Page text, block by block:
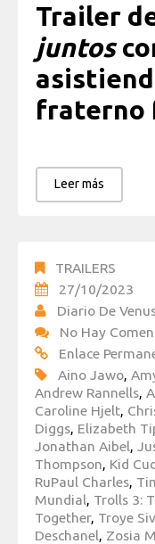
Trailer
juntos
fraterno
Leer más
TRAILERS
27/10/2023
Diario De
No Hay
Enlace
Aino Jawo,
Andrew Rannells,
Caroline Hjelt,
Diggs, Elizabeth
Jonathan Aibel,
Thompson, Kid
RuPaul Charles,
Mundial, Trolls 3:
Together, Troye
Deschanel, Zosia